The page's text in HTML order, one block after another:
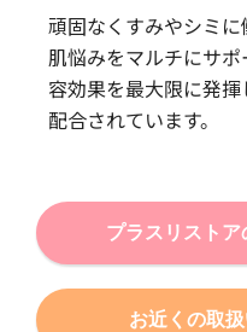
頑固なくすみやシミ
肌悩みをマルチにサ
容効果を最大限に発
配合されています。
プラスリストア
お近くの取